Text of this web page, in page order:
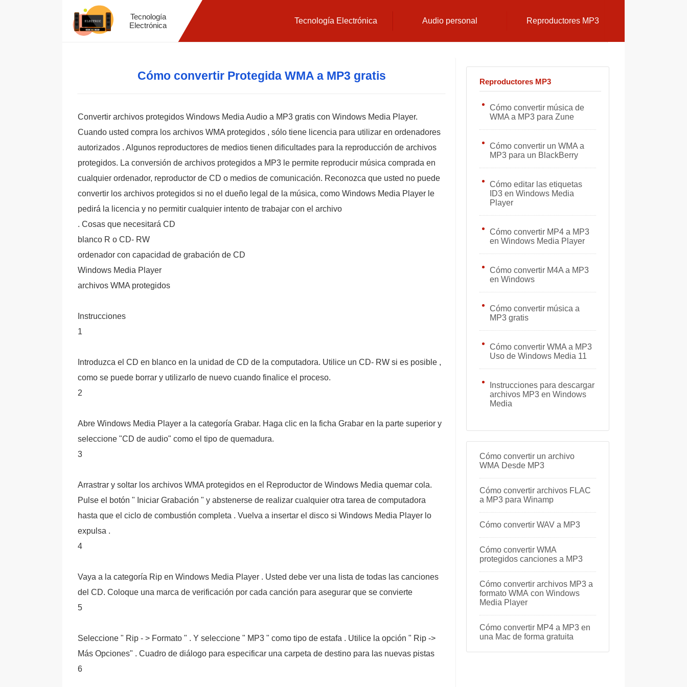
Tecnología
Electrónica
Tecnología Electrónica Audio personal Reproductores MP3
Cómo convertir Protegida WMA a MP3 gratis
Convertir archivos protegidos Windows Media Audio a MP3 gratis con Windows Media Player.
Cuando usted compra los archivos WMA protegidos , sólo tiene licencia para utilizar en ordenadores
autorizados . Algunos reproductores de medios tienen dificultades para la reproducción de archivos
protegidos. La conversión de archivos protegidos a MP3 le permite reproducir música comprada en
cualquier ordenador, reproductor de CD o medios de comunicación. Reconozca que usted no puede
convertir los archivos protegidos si no el dueño legal de la música, como Windows Media Player le
pedirá la licencia y no permitir cualquier intento de trabajar con el archivo
. Cosas que necesitará CD
blanco R o CD- RW
ordenador con capacidad de grabación de CD
Windows Media Player
archivos WMA protegidos
Instrucciones
1
Introduzca el CD en blanco en la unidad de CD de la computadora. Utilice un CD- RW si es posible ,
como se puede borrar y utilizarlo de nuevo cuando finalice el proceso.
2
Abre Windows Media Player a la categoría Grabar. Haga clic en la ficha Grabar en la parte superior y
seleccione "CD de audio" como el tipo de quemadura.
3
Arrastrar y soltar los archivos WMA protegidos en el Reproductor de Windows Media quemar cola.
Pulse el botón " Iniciar Grabación " y abstenerse de realizar cualquier otra tarea de computadora
hasta que el ciclo de combustión completa . Vuelva a insertar el disco si Windows Media Player lo
expulsa .
4
Vaya a la categoría Rip en Windows Media Player . Usted debe ver una lista de todas las canciones
del CD. Coloque una marca de verificación por cada canción para asegurar que se convierte
5
Seleccione " Rip - > Formato " . Y seleccione " MP3 " como tipo de estafa . Utilice la opción " Rip ->
Más Opciones" . Cuadro de diálogo para especificar una carpeta de destino para las nuevas pistas
6
Reproductores MP3
Cómo convertir música de
WMA a MP3 para Zune
Cómo convertir un WMA a
MP3 para un BlackBerry
Cómo editar las etiquetas
ID3 en Windows Media
Player
Cómo convertir MP4 a MP3
en Windows Media Player
Cómo convertir M4A a MP3
en Windows
Cómo convertir música a
MP3 gratis
Cómo convertir WMA a MP3
Uso de Windows Media 11
Instrucciones para descargar
archivos MP3 en Windows
Media
Cómo convertir un archivo
WMA Desde MP3
Cómo convertir archivos FLAC
a MP3 para Winamp
Cómo convertir WAV a MP3
Cómo convertir WMA
protegidos canciones a MP3
Cómo convertir archivos MP3 a
formato WMA con Windows
Media Player
Cómo convertir MP4 a MP3 en
una Mac de forma gratuita